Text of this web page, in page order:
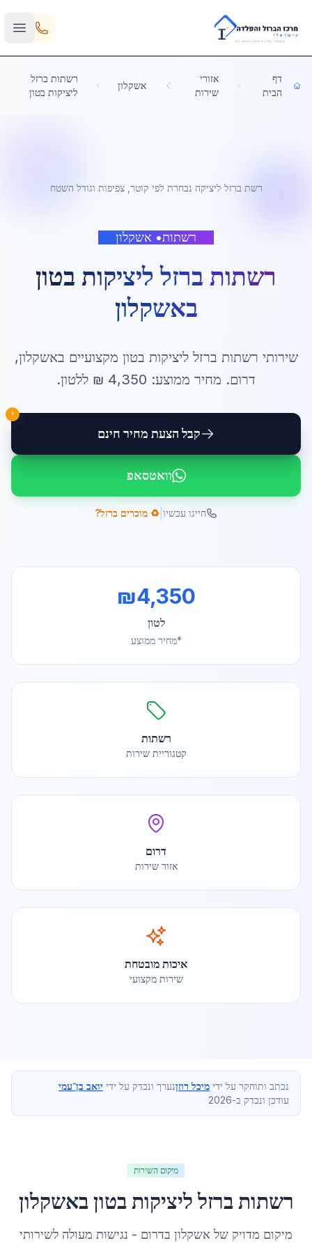
Skip to main content
דף
הבית
אזורי
שירות
אשקלון
רשתות ברזל
ליציקות בטון
רשתות• אשקלון
רשתות ברזל ליציקות בטון
באשקלון
שירותי רשתות ברזל ליציקות בטון מקצועיים באשקלון,
דרום. מחיר ממוצע: 4,350 ₪ ללטון.
קבל הצעת מחיר חינם
!
וואטסאפ
חייגו עכשיו ♻️ מוכרים ברזל?
רשת ברזל ליציקה נבחרת לפי קוטר, צפיפות וגודל השטח
₪4,350
לטון
*מחיר ממוצע
רשתות
קטגוריית שירות
דרום
אזור שירות
איכות מובטחת
שירות מקצועי
נכתב ותוחקר על ידי מיכל רוזןנערך ונבדק על ידי יואב בן־עמי
עודכן ונבדק ב-2026
מיקום השירות
רשתות ברזל ליציקות בטוןבאשקלון
מיקום מדויק של אשקלון בדרום - נגישות מעולה לשירותי